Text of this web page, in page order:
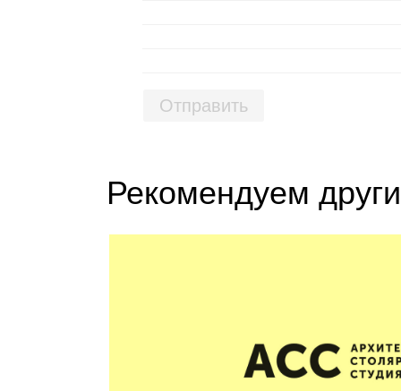
Отправить
Рекомендуем